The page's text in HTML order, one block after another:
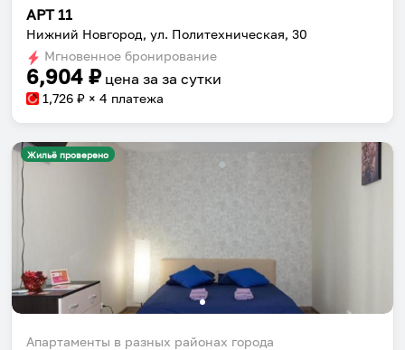
АРТ 11
Нижний Новгород, ул. Политехническая, 30
Мгновенное бронирование
6,904 ₽ цена за за сутки
1,726 ₽ × 4 платежа
Жильё проверено
Апартаменты в разных районах города